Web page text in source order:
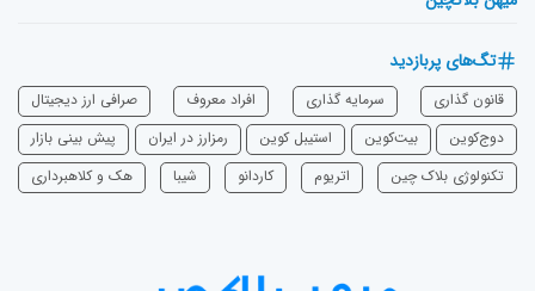
تگ‌های پربازدید
قانون گذاری سرمایه‌ گذاری افراد معروف
صرافی ارز دیجیتال
دوج‌کوین
بیت‌کوین استیبل کوین رمزارز در ایران
پیش بینی بازار
تکنولوژی بلاک چین
اتریوم ‌کاردانو شیبا هک و کلاهبرداری